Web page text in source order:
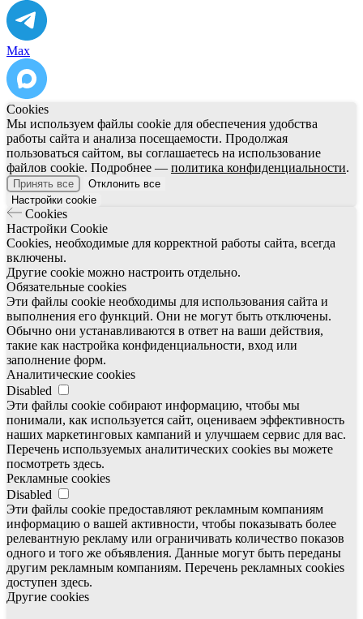
Max
Cookies
Мы используем файлы cookie для обеспечения удобства
работы сайта и анализа посещаемости. Продолжая
пользоваться сайтом, вы соглашаетесь на использование
файлов cookie. Подробнее — политика конфиденциальности.
Принять все
Отклонить все
Настройки cookie
Cookies
Настройки Cookie
Cookies, необходимые для корректной работы сайта, всегда
включены.
Другие cookie можно настроить отдельно.
Обязательные cookies
Эти файлы cookie необходимы для использования сайта и
выполнения его функций. Они не могут быть отключены.
Обычно они устанавливаются в ответ на ваши действия,
такие как настройка конфиденциальности, вход или
заполнение форм.
Аналитические cookies
Disabled
Эти файлы cookie собирают информацию, чтобы мы
понимали, как используется сайт, оцениваем эффективность
наших маркетинговых кампаний и улучшаем сервис для вас.
Перечень используемых аналитических cookies вы можете
посмотреть здесь.
Рекламные cookies
Disabled
Эти файлы cookie предоставляют рекламным компаниям
информацию о вашей активности, чтобы показывать более
релевантную рекламу или ограничивать количество показов
одного и того же объявления. Данные могут быть переданы
другим рекламным компаниям. Перечень рекламных cookies
доступен здесь.
Другие cookies